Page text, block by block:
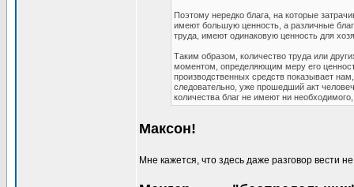
Поэтому нередко блага, на которые
имеют большую ценность, а различные
труда, имеют одинаковую ценность для
Таким образом, количество труда или
моментом, определяющим меру его
производственных средств показывает
следовательно, уже прошедший акт
количества благ не имеют ни
Максон!
Мне кажется, что здесь даже разговор вести